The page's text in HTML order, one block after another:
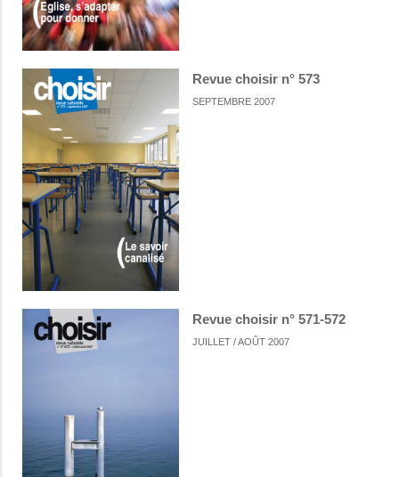
Revue choisir n° 573
SEPTEMBRE 2007
Revue choisir n° 571-572
JUILLET / AOÛT 2007